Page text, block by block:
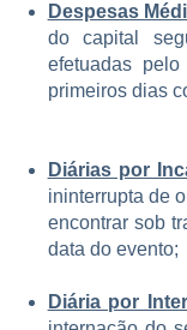
Despesas
do capital
efetuadas
primeiros dias
Diárias por
ininterrupta de
encontrar sob
data do evento;
Diária por